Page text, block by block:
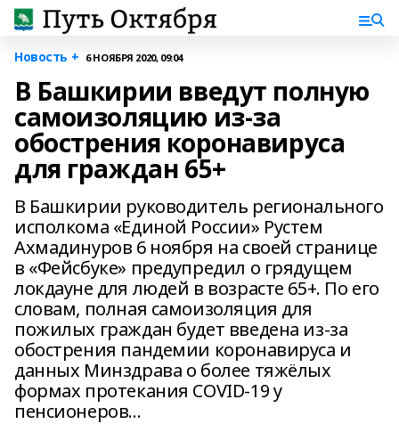
Новость + 6 НОЯБРЯ 2020, 09:04
В Башкирии введут полную
самоизоляцию из-за
обострения коронавируса
для граждан 65+
В Башкирии руководитель регионального
исполкома «Единой России» Рустем
Ахмадинуров 6 ноября на своей странице
в «Фейсбуке» предупредил о грядущем
локдауне для людей в возрасте 65+. По его
словам, полная самоизоляция для
пожилых граждан будет введена из-за
обострения пандемии коронавируса и
данных Минздрава о более тяжёлых
формах протекания COVID-19 у
пенсионеров...